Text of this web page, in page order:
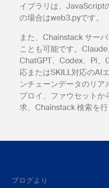
イブラリは、JavaScript
の場合はweb3.pyです。
また、Chainstack サー
ことも可能です。
ChatGPT、Codex、Pi
応またはSKILL対応のAI
ンチェーンデータのリ
プロイ、ファウセット
求、Chainstack 検索を行
ブログより